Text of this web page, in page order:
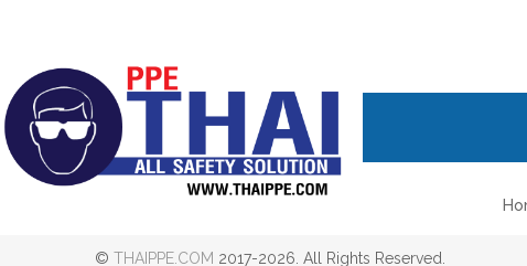
©THAIPPE.COM 2017-2026. All Rights Reserved.